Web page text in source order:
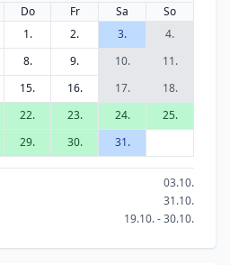
Do Fr Sa
So
1.
2. 3.
4.
8. 9. 10.
11.
15. 16. 17.
18.
22. 23. 24.
25.
29. 30. 31.
03.10.
31.10.
19.10. - 30.10.